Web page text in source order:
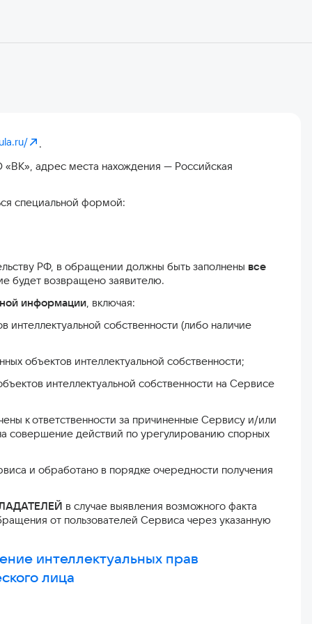
.
адрес места нахождения — Российская
специальной формой:
РФ, в обращении должны быть заполнены все
будет возвращено заявителю.
информации, включая:
собственности (либо наличие
объектов интеллектуальной собственности;
интеллектуальной собственности на Сервисе
к ответственности за причиненные Сервису и/или
совершение действий по урегулированию спорных
и обработано в порядке очередности получения
в случае выявления возможного факта
от пользователей Сервиса через указанную
интеллектуальных прав
лица